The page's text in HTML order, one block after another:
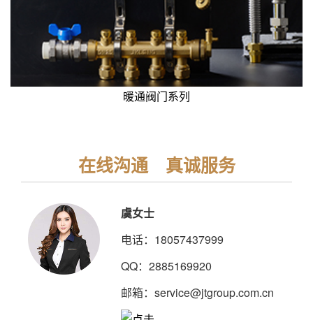
暖通阀门系列
在线沟通 真诚服务
虞女士
电话：18057437999
QQ：2885169920
邮箱：service@jtgroup.com.cn